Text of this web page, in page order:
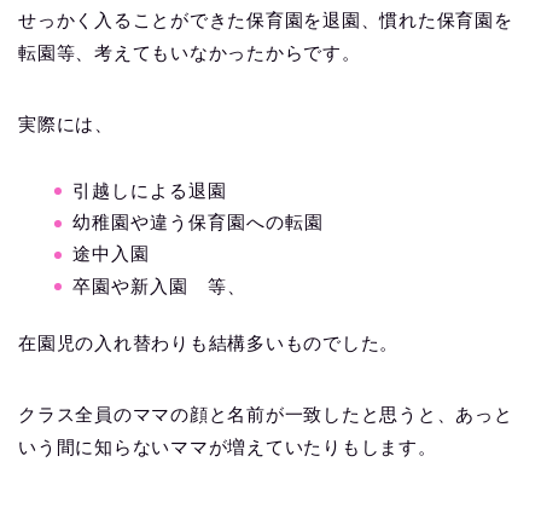
せっかく入ることができた保育園を退園、慣れた保育園を
転園等、考えてもいなかったからです。
実際には、
引越しによる退園
幼稚園や違う保育園への転園
途中入園
卒園や新入園 等、
在園児の入れ替わりも結構多いものでした。
クラス全員のママの顔と名前が一致したと思うと、あっと
いう間に知らないママが増えていたりもします。